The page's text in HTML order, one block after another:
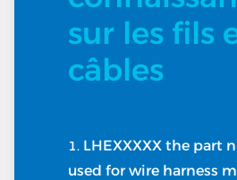
sur les fils
câbles
LHEXXXXX the part
used for wire harness